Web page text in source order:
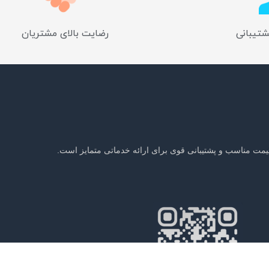
رضایت بالای مشتریان
مناسب و پشتیبانی قوی برای ارائه خدماتی متمایز است.